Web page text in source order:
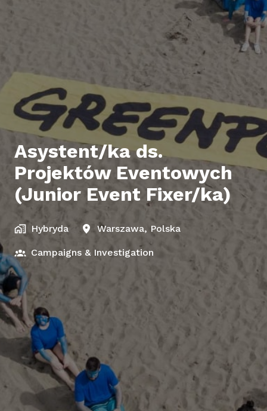
Asystent/ka ds.
Projektów Eventowych
(Junior Event Fixer/ka)
Hybryda Warszawa, Polska
Campaigns & Investigation